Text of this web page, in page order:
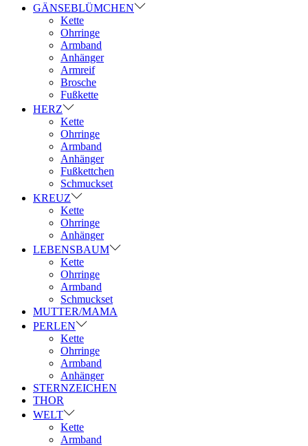
GÄNSEBLÜMCHEN
Kette
Ohrringe
Armband
Anhänger
Armreif
Brosche
Fußkette
HERZ
Kette
Ohrringe
Armband
Anhänger
Fußkettchen
Schmuckset
KREUZ
Kette
Ohrringe
Anhänger
LEBENSBAUM
Kette
Ohrringe
Armband
Schmuckset
MUTTER/MAMA
PERLEN
Kette
Ohrringe
Armband
Anhänger
STERNZEICHEN
THOR
WELT
Kette
Armband